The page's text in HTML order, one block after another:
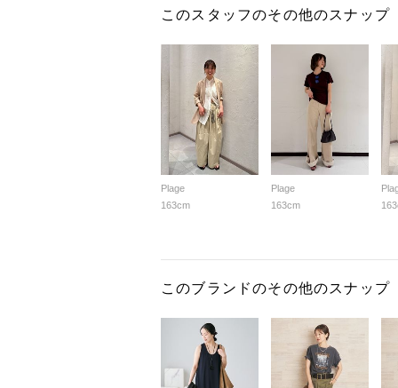
このスタッフのその他のスナップ
Plage
163cm
Plage
163cm
このブランドのその他のスナップ